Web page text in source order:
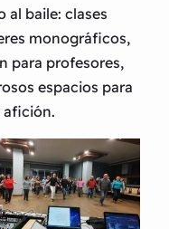
al baile: clases
monográficos,
para profesores,
espacios para
afición.